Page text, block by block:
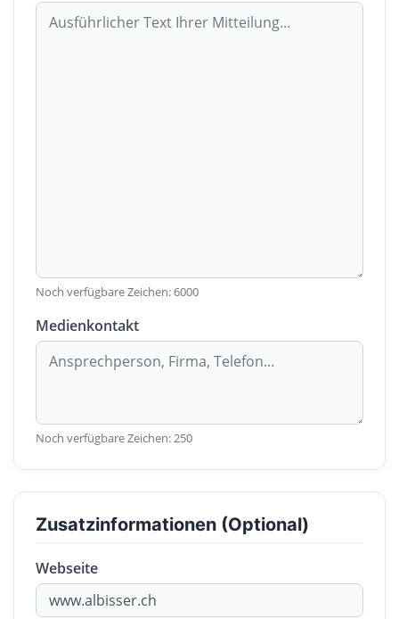
Noch verfügbare Zeichen:6000
Medienkontakt
Noch verfügbare Zeichen:250
Zusatzinformationen (Optional)
Webseite